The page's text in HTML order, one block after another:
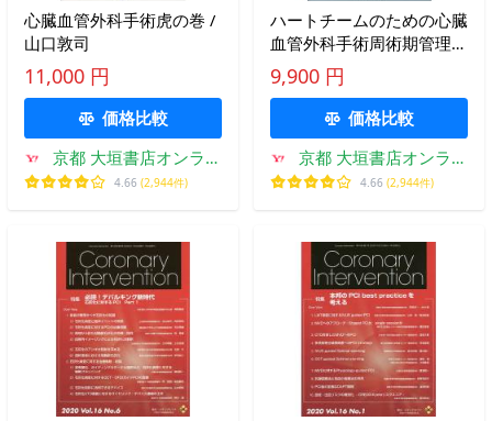
心臓血管外科手術虎の巻 /
山口敦司
11,000 円
価格比較
京都 大垣書店オンライ
ン
4.66 (2,944件)
ハートチームのための心臓
血管外科手術周術期管理の
すべて / 國原孝
9,900 円
価格比較
京都 大垣書店オンライ
ン
4.66 (2,944件)